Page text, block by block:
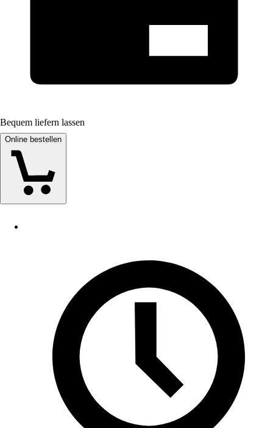
Bequem liefern lassen
Online bestellen